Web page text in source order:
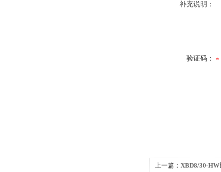
补充说明：
验证码：
上一篇： XBD8/30-